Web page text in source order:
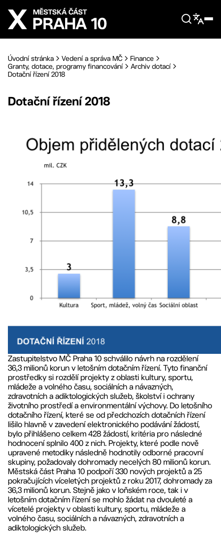
Přejít na hlavní obsah
Úvodní stránka Vedení a správa MČ
Finance
Granty, dotace, programy financování
Archiv dotací
Dotační řízení 2018
Dotační řízení 2018
Zastupitelstvo MČ Praha 10 schválilo návrh na rozdělení
36,3 milionů korun v letošním dotačním řízení. Tyto finanční
prostředky si rozdělí projekty z oblasti kultury, sportu,
mládeže a volného času, sociálních a návazných,
zdravotních a adiktologických služeb, školství i ochrany
životního prostředí a environmentální výchovy. Do letošního
dotačního řízení, které se od předchozích dotačních řízení
lišilo hlavně v zavedení elektronického podávání žádostí,
bylo přihlášeno celkem 428 žádostí, kritéria pro následné
hodnocení splnilo 400 z nich. Projekty, které podle nově
upravené metodiky následně hodnotily odborné pracovní
skupiny, požadovaly dohromady necelých 80 milionů korun.
Městská část Praha 10 podpoří 330 nových projektů a 25
pokračujících víceletých projektů z roku 2017, dohromady za
36,3 milionů korun. Stejně jako v loňském roce, tak i v
letošním dotačním řízení se mohlo žádat na dvouleté a
vícetelé projekty v oblasti kultury, sportu, mládeže a
volného času, sociálních a návazných, zdravotních a
adiktologických služeb.